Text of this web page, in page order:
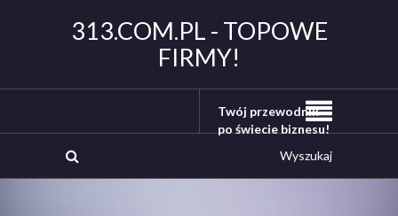
313.COM.PL - TOPOWE
FIRMY!
Twój przewodnik
po świecie biznesu!